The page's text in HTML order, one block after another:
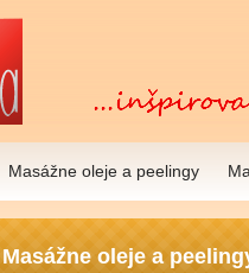
Masážne oleje a peelingy
Masážne oleje a